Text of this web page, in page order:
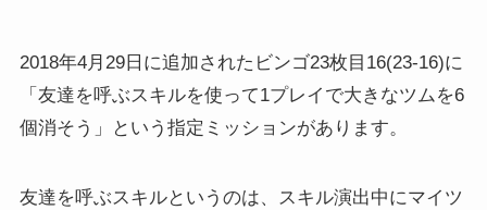
2018年4月29日に追加されたビンゴ23枚目16(23-16)に
「友達を呼ぶスキルを使って1プレイで大きなツムを6
個消そう」という指定ミッションがあります。
友達を呼ぶスキルというのは、スキル演出中にマイツ